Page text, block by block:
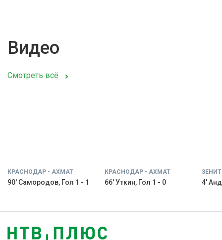
Видео
Смотреть всё
КРАСНОДАР - АХМАТ
90' Самородов, Гол 1 - 1
КРАСНОДАР - АХМАТ
66' Уткин, Гол 1 - 0 4'